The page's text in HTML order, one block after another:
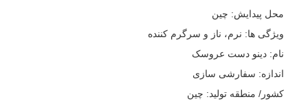
محل پیدایش: چین
ویژگی ها: نرم، ناز و سرگرم کننده
نام: دینو دست عروسک
اندازه: سفارشی سازی
کشور/ منطقه تولید: چین